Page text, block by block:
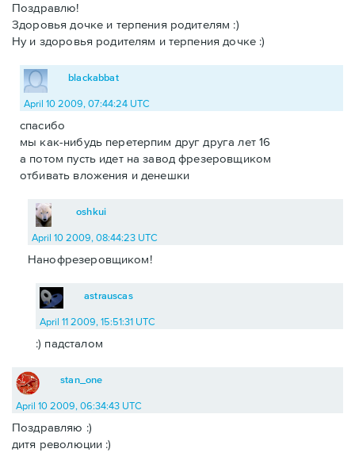
Поздравлю!
Здоровья дочке и терпения родителям :)
Ну и здоровья родителям и терпения дочке :)
blackabbat
April 10 2009, 07:44:24 UTC
спасибо
мы как-нибудь перетерпим друг друга лет 16
а потом пусть идет на завод фрезеровщиком
отбивать вложения и денешки
oshkui
April 10 2009, 08:44:23 UTC
Нанофрезеровщиком!
astrauscas
April 11 2009, 15:51:31 UTC
:) падсталом
stan_one
April 10 2009, 06:34:43 UTC
Поздравляю :)
дитя революции :)